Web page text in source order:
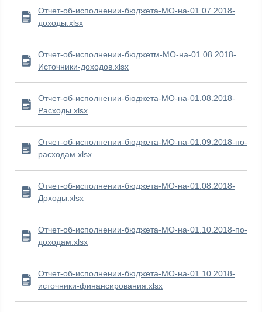
Отчет-об-исполнении-бюджета-МО-на-01.07.2018-
доходы.xlsx
Отчет-об-исполнении-бюджетм-МО-на-01.08.2018-
Источники-доходов.xlsx
Отчет-об-исполнении-бюджета-МО-на-01.08.2018-
Расходы.xlsx
Отчет-об-исполнении-бюджета-МО-на-01.09.2018-по-
расходам.xlsx
Отчет-об-исполнении-бюджета-МО-на-01.08.2018-
Доходы.xlsx
Отчет-об-исполнении-бюджета-МО-на-01.10.2018-по-
доходам.xlsx
Отчет-об-исполнении-бюджета-МО-на-01.10.2018-
источники-финансирования.xlsx